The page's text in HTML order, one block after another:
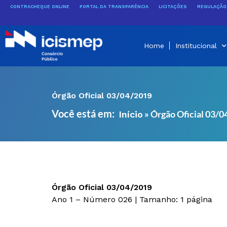
conteúdo
CONTRACHEQUE ONLINE PORTAL DA TRANSPARÊNCIA LICITAÇÕES
Home Institucional
Órgão Oficial 03/04/2019
Você está em: Início »Órgão Oficial 03/
Órgão Oficial 03/04/2019
Ano 1 – Número 026 | Tamanho: 1 página